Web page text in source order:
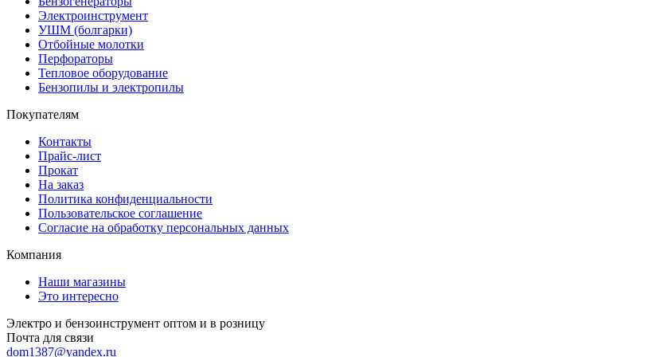
Электроинструмент
УШМ (болгарки)
Отбойные молотки
Перфораторы
Тепловое оборудование
Бензопилы и электропилы
Покупателям
Контакты
Прайс-лист
Прокат
На заказ
Политика конфиденциальности
Пользовательское соглашение
Согласие на обработку персональных данных
Компания
Наши магазины
Это интересно
Электро и бензоинструмент оптом и в розницу
Почта для связи
dom1387@yandex.ru